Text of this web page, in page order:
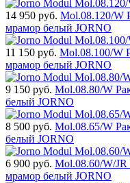
14 950 руб. Mol.08.120/W
мрамор белый JORNO
11 150 руб. Mol.08.100/W
мрамор белый JORNO
9 150 руб. Mol.08.80/W
белый JORNO
8 500 руб. Mol.08.65/W
белый JORNO
6 900 руб. Mol.08.60/W/JR
мрамор белый JORNO